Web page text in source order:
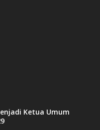
Ketua Umum